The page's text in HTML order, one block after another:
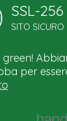
SSL-256
SITO SICURO
green!
per